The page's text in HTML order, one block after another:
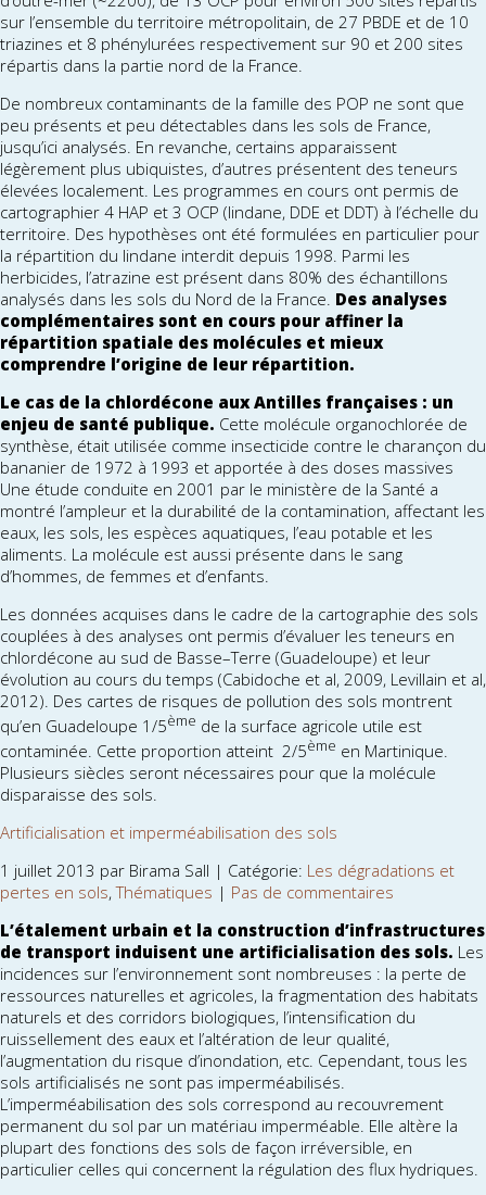
sur l’ensemble du territoire métropolitain, de 27 PBDE et de 10
triazines et 8 phénylurées respectivement sur 90 et 200 sites
répartis dans la partie nord de la France.
De nombreux contaminants de la famille des POP ne sont que
peu présents et peu détectables dans les sols de France,
jusqu’ici analysés. En revanche, certains apparaissent
légèrement plus ubiquistes, d’autres présentent des teneurs
élevées localement. Les programmes en cours ont permis de
cartographier 4 HAP et 3 OCP (lindane, DDE et DDT) à l’échelle du
territoire. Des hypothèses ont été formulées en particulier pour
la répartition du lindane interdit depuis 1998. Parmi les
herbicides, l’atrazine est présent dans 80% des échantillons
analysés dans les sols du Nord de la France. Des analyses
complémentaires sont en cours pour affiner la
répartition spatiale des molécules et mieux
comprendre l’origine de leur répartition.
Le cas de la chlordécone aux Antilles françaises : un
enjeu de santé publique. Cette molécule organochlorée de
synthèse, était utilisée comme insecticide contre le charançon du
bananier de 1972 à 1993 et apportée à des doses massives
Une étude conduite en 2001 par le ministère de la Santé a
montré l’ampleur et la durabilité de la contamination, affectant les
eaux, les sols, les espèces aquatiques, l’eau potable et les
aliments. La molécule est aussi présente dans le sang
d’hommes, de femmes et d’enfants.
Les données acquises dans le cadre de la cartographie des sols
couplées à des analyses ont permis d’évaluer les teneurs en
chlordécone au sud de Basse–Terre (Guadeloupe) et leur
évolution au cours du temps (Cabidoche et al, 2009, Levillain et al,
2012). Des cartes de risques de pollution des sols montrent
qu’en Guadeloupe 1/5ème de la surface agricole utile est
contaminée. Cette proportion atteint 2/5ème en Martinique.
Plusieurs siècles seront nécessaires pour que la molécule
disparaisse des sols.
Artificialisation et imperméabilisation des sols
1 juillet 2013 par Birama Sall | Catégorie: Les dégradations et
pertes en sols,Thématiques | Pas de commentaires
L’étalement urbain et la construction d’infrastructures
de transport induisent une artificialisation des sols. Les
incidences sur l’environnement sont nombreuses : la perte de
ressources naturelles et agricoles, la fragmentation des habitats
naturels et des corridors biologiques, l’intensification du
ruissellement des eaux et l’altération de leur qualité,
l’augmentation du risque d’inondation, etc. Cependant, tous les
sols artificialisés ne sont pas imperméabilisés.
L’imperméabilisation des sols correspond au recouvrement
permanent du sol par un matériau imperméable. Elle altère la
plupart des fonctions des sols de façon irréversible, en
particulier celles qui concernent la régulation des flux hydriques.